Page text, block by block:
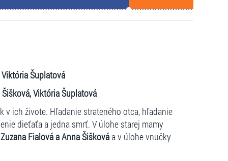
Šuplatová
Viktória Šuplatová
v ich živote. Hľadanie strateného otca, hľadanie
dieťaťa a jedna smrť. V úlohe starej mamy
Zuzana Fialová a Anna Šiškováa v úlohe vnučky